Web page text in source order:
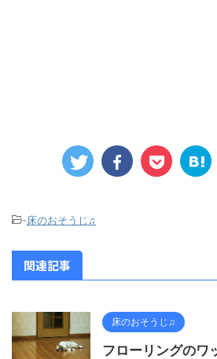
-床のおそうじ♫
関連記事
床のおそうじ♫
フローリングのワ